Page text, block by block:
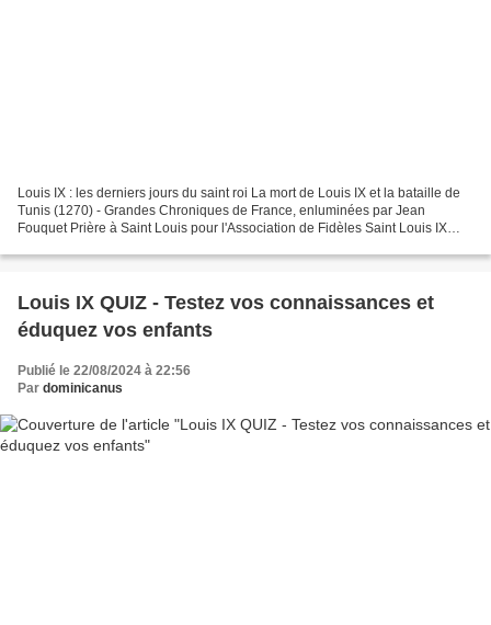
Louis IX : les derniers jours du saint roi La mort de Louis IX et la bataille de
Tunis (1270) - Grandes Chroniques de France, enluminées par Jean
Fouquet Prière à Saint Louis pour l'Association de Fidèles Saint Louis IX
Louis IX QUIZ - Testez vos connaissances et
éduquez vos enfants
Publié le 22/08/2024 à 22:56
Par dominicanus